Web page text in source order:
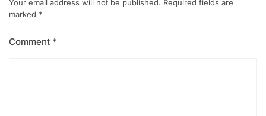
Your email address will not be published. Required fields are
marked *
Comment *